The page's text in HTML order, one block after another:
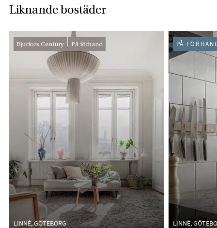
Liknande bostäder
LINNÉ, GÖTEBORG
Bjurfors Century På förhand
LINNÉ,
PÅ